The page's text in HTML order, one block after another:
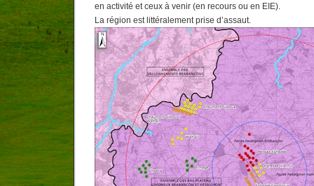
en activité et ceux à venir (en recours ou en EIE).
La région est littéralement prise d’assaut.